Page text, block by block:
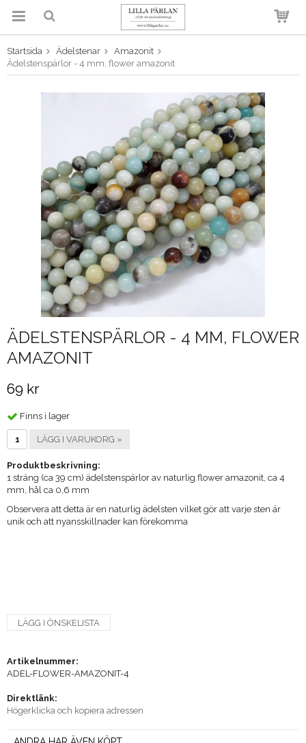
Produkten har blivit tillagd i
varukorgen
Startsida Ädelstenar
Amazonit
Ädelstenspärlor - 4 mm, flower amazonit
ÄDELSTENSPÄRLOR - 4 MM, FLOWER
AMAZONIT
69 kr
Finns i lager
LÄGG I VARUKORG »
Produktbeskrivning:
1 sträng (ca 39 cm) ädelstenspärlor av naturlig flower amazonit, ca 4
mm, hål ca 0,6 mm
Observera att detta är en naturlig ädelsten vilket gör att varje sten är
unik och att nyansskillnader kan förekomma
LÄGG I ÖNSKELISTA
Artikelnummer:
ADEL-FLOWER-AMAZONIT-4
Direktlänk:
Högerklicka och kopiera adressen